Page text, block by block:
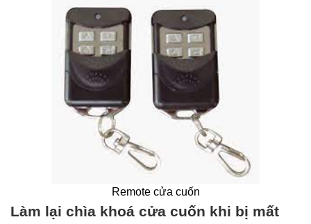
Remote cửa cuốn
Làm lại chìa khoá cửa cuốn khi bị mất